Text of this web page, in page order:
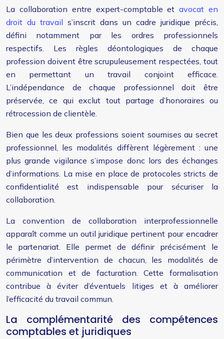
La collaboration entre expert-comptable etavocat en
droit du travail s’inscrit dans un cadre juridique précis,
défini notamment par les ordres professionnels
respectifs. Les règles déontologiques de chaque
profession doivent être scrupuleusement respectées, tout
en permettant un travail conjoint efficace.
L’indépendance de chaque professionnel doit être
préservée, ce qui exclut tout partage d’honoraires ou
rétrocession de clientèle.
Bien que les deux professions soient soumises au secret
professionnel, les modalités diffèrent légèrement : une
plus grande vigilance s’impose donc lors des échanges
d’informations. La mise en place de protocoles stricts de
confidentialité est indispensable pour sécuriser la
collaboration.
La convention de collaboration interprofessionnelle
apparaît comme un outil juridique pertinent pour encadrer
le partenariat. Elle permet de définir précisément le
périmètre d’intervention de chacun, les modalités de
communication et de facturation. Cette formalisation
contribue à éviter d’éventuels litiges et à améliorer
l’efficacité du travail commun.
La complémentarité des compétences
comptables et juridiques